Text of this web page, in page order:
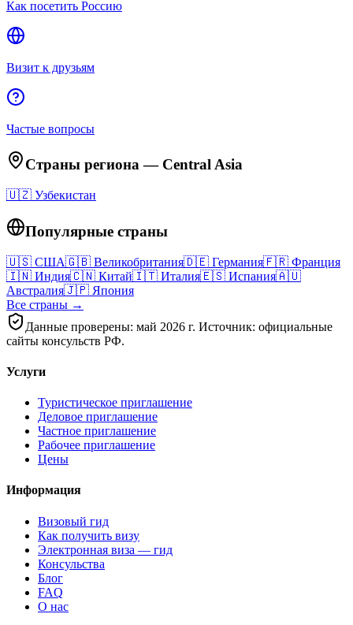
Как посетить Россию
Визит к друзьям
Частые вопросы
Страны региона— Central Asia
🇺🇿 Узбекистан
Популярные страны
🇺🇸 США🇬🇧 Великобритания🇩🇪 Германия🇫🇷 Франция
🇮🇳 Индия🇨🇳 Китай🇮🇹 Италия🇪🇸 Испания🇦🇺
Австралия🇯🇵 Япония
Все страны →
Данные проверены: май 2026 г. Источник: официальные
сайты консульств РФ.
Услуги
Туристическое приглашение
Деловое приглашение
Частное приглашение
Рабочее приглашение
Цены
Информация
Визовый гид
Как получить визу
Электронная виза — гид
Консульства
Блог
FAQ
О нас